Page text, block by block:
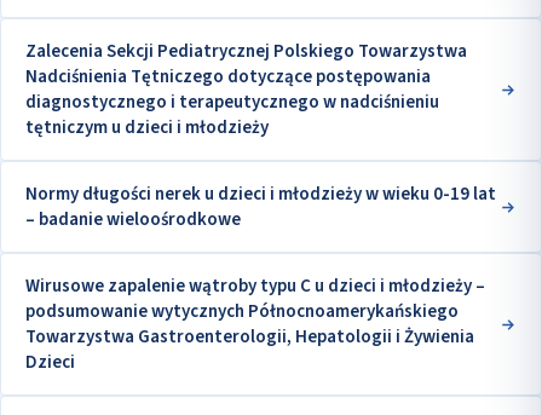
Zalecenia Sekcji Pediatrycznej Polskiego Towarzystwa
Nadciśnienia Tętniczego dotyczące postępowania
diagnostycznego i terapeutycznego w nadciśnieniu
tętniczym u dzieci i młodzieży
Normy długości nerek u dzieci i młodzieży w wieku 0-19 lat
– badanie wieloośrodkowe
Wirusowe zapalenie wątroby typu C u dzieci i młodzieży –
podsumowanie wytycznych Północnoamerykańskiego
Towarzystwa Gastroenterologii, Hepatologii i Żywienia
Dzieci